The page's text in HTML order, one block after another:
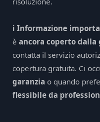
ℹ️ Informazione
èancora coperto
contatta il servizio
copertura gratuita. Ci
garanzia o quando
flessibile da